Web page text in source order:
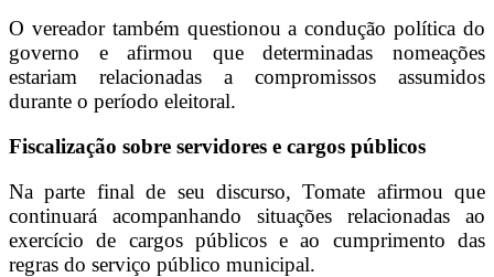
O vereador também questionou a condução política do
governo e afirmou que determinadas nomeações
estariam relacionadas a compromissos assumidos
durante o período eleitoral.
Fiscalização sobre servidores e cargos públicos
Na parte final de seu discurso, Tomate afirmou que
continuará acompanhando situações relacionadas ao
exercício de cargos públicos e ao cumprimento das
regras do serviço público municipal.